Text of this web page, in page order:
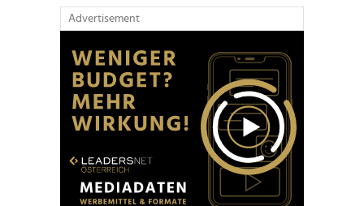
Advertisement